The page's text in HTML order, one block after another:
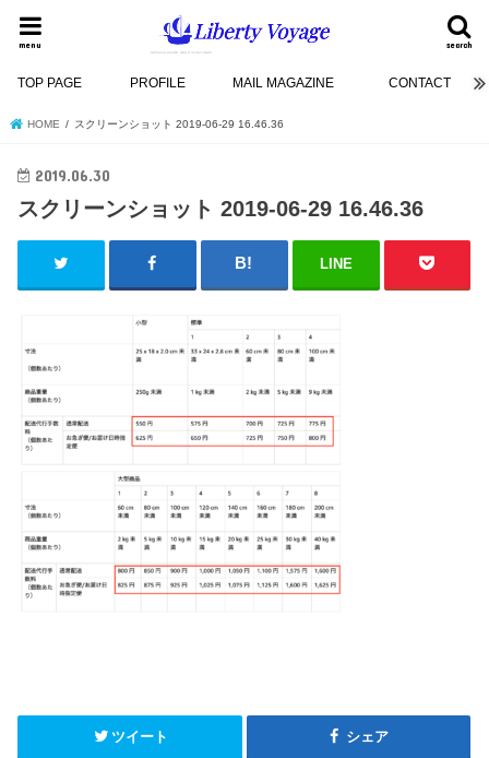
search
menu
TOP PAGE PROFILE MAIL MAGAZINE CONTACT
HOME スクリーンショット 2019-06-29 16.46.36
2019.06.30
スクリーンショット 2019-06-29 16.46.36
LINE
ツイート シェア